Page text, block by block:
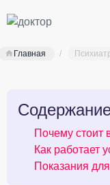
Главная
Почему стоит
Как работает
Показания